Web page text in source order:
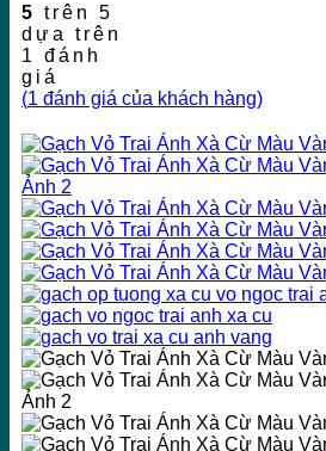
5 trên 5
dựa trên
1
đánh
giá
(1 đánh giá của khách hàng)